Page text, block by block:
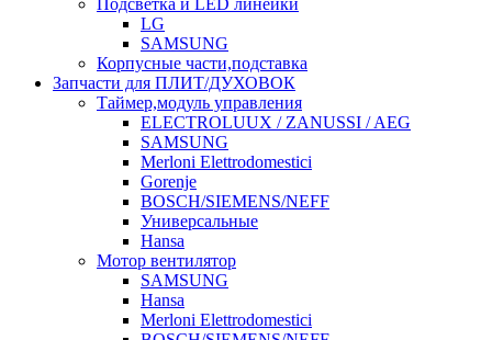
Подсветка и LED линейки
LG
SAMSUNG
Корпусные части,подставка
Запчасти для ПЛИТ/ДУХОВОК
Таймер,модуль управления
ELECTROLUUX / ZANUSSI / AEG
SAMSUNG
Merloni Elettrodomestici
Gorenje
BOSCH/SIEMENS/NEFF
Универсальные
Hansa
Мотор вентилятор
SAMSUNG
Hansa
Merloni Elettrodomestici